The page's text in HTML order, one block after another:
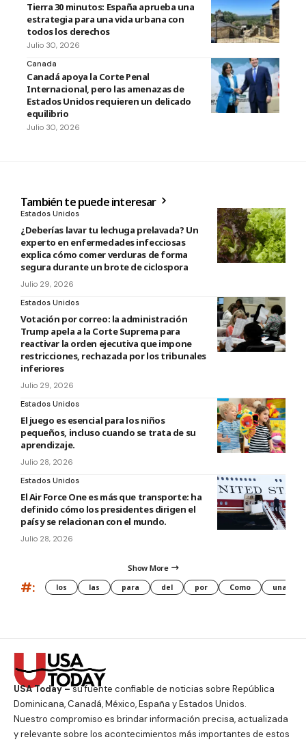
Tierra 30 minutos: España aprueba una
estrategia para una vida urbana con
todos los derechos
Julio 30, 2026
Canada
Canadá apoya la Corte Penal
Internacional, pero las amenazas de
Estados Unidos requieren un delicado
equilibrio
Julio 30, 2026
También te puede interesar
Estados Unidos
¿Deberías lavar tu lechuga prelavada? Un
experto en enfermedades infecciosas
explica cómo comer verduras de forma
segura durante un brote de ciclospora
Julio 29, 2026
Estados Unidos
Votación por correo: la administración
Trump apela a la Corte Suprema para
reactivar la orden ejecutiva que impone
restricciones, rechazada por los tribunales
inferiores
Julio 29, 2026
Estados Unidos
El juego es esencial para los niños
pequeños, incluso cuando se trata de su
aprendizaje.
Julio 28, 2026
Estados Unidos
El Air Force One es más que transporte: ha
definido cómo los presidentes dirigen el
país y se relacionan con el mundo.
Julio 28, 2026
Show More
#: los las para del por Como una
USA Today –su fuente confiable de noticias sobre República
Dominicana, Canadá, México, España y Estados Unidos.
Nuestro compromiso es brindar información precisa, actualizada
y relevante sobre los acontecimientos más importantes de estos